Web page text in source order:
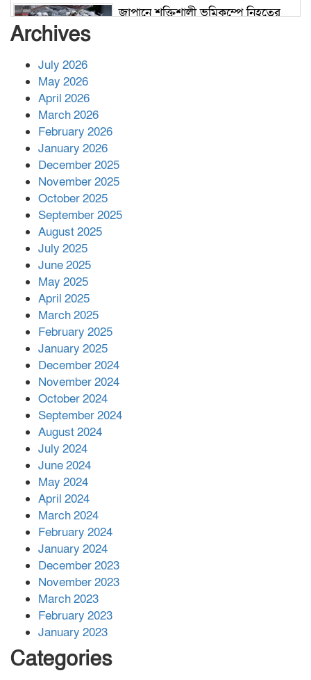
জাপানে শক্তিশালী ভূমিকম্পে নিহতের
পর ফোন তারেক রহমানের,গ্যাস সঙ্কট
সহায়তা দিলেন সাচিং প্রু জেরী
Archives
July 2026
May 2026
April 2026
March 2026
February 2026
January 2026
December 2025
November 2025
October 2025
September 2025
August 2025
July 2025
June 2025
May 2025
April 2025
March 2025
February 2025
January 2025
December 2024
November 2024
October 2024
September 2024
August 2024
July 2024
June 2024
May 2024
April 2024
March 2024
February 2024
January 2024
December 2023
November 2023
March 2023
February 2023
January 2023
Categories